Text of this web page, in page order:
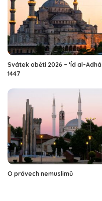
Svátek oběti 2026 – ‘Íd al-Adhá
1447
O právech nemuslimů